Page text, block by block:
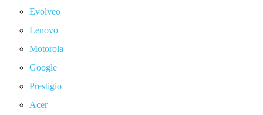
Evolveo
Lenovo
Motorola
Google
Prestigio
Acer